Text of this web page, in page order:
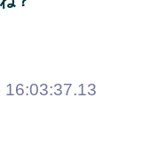
16:03:37.13